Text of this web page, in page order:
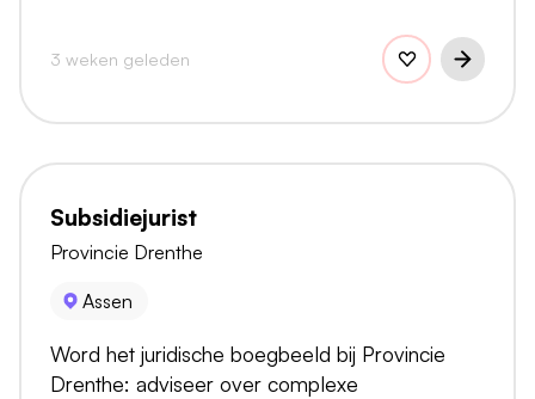
3 weken geleden
Subsidiejurist
Provincie Drenthe
Assen
Word het juridische boegbeeld bij Provincie
Drenthe: adviseer over complexe